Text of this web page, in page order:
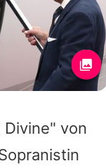
von